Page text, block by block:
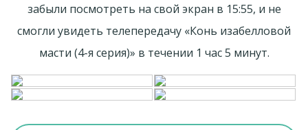
забыли посмотреть на свой экран в 15:55, и не
смогли увидеть телепередачу «Конь изабелловой
масти (4-я серия)» в течении 1 час 5 минут.